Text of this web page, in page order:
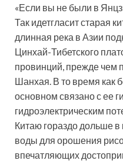
«Если вы не были в
Так идетгласит старая
длинная река в Азии
Цинхай-Тибетского
провинций, прежде чем
Шанхая. В то время как
основном связано с ее
гидроэлектрическим
Китаю гораздо дольше в
воды для орошения
впечатляющих